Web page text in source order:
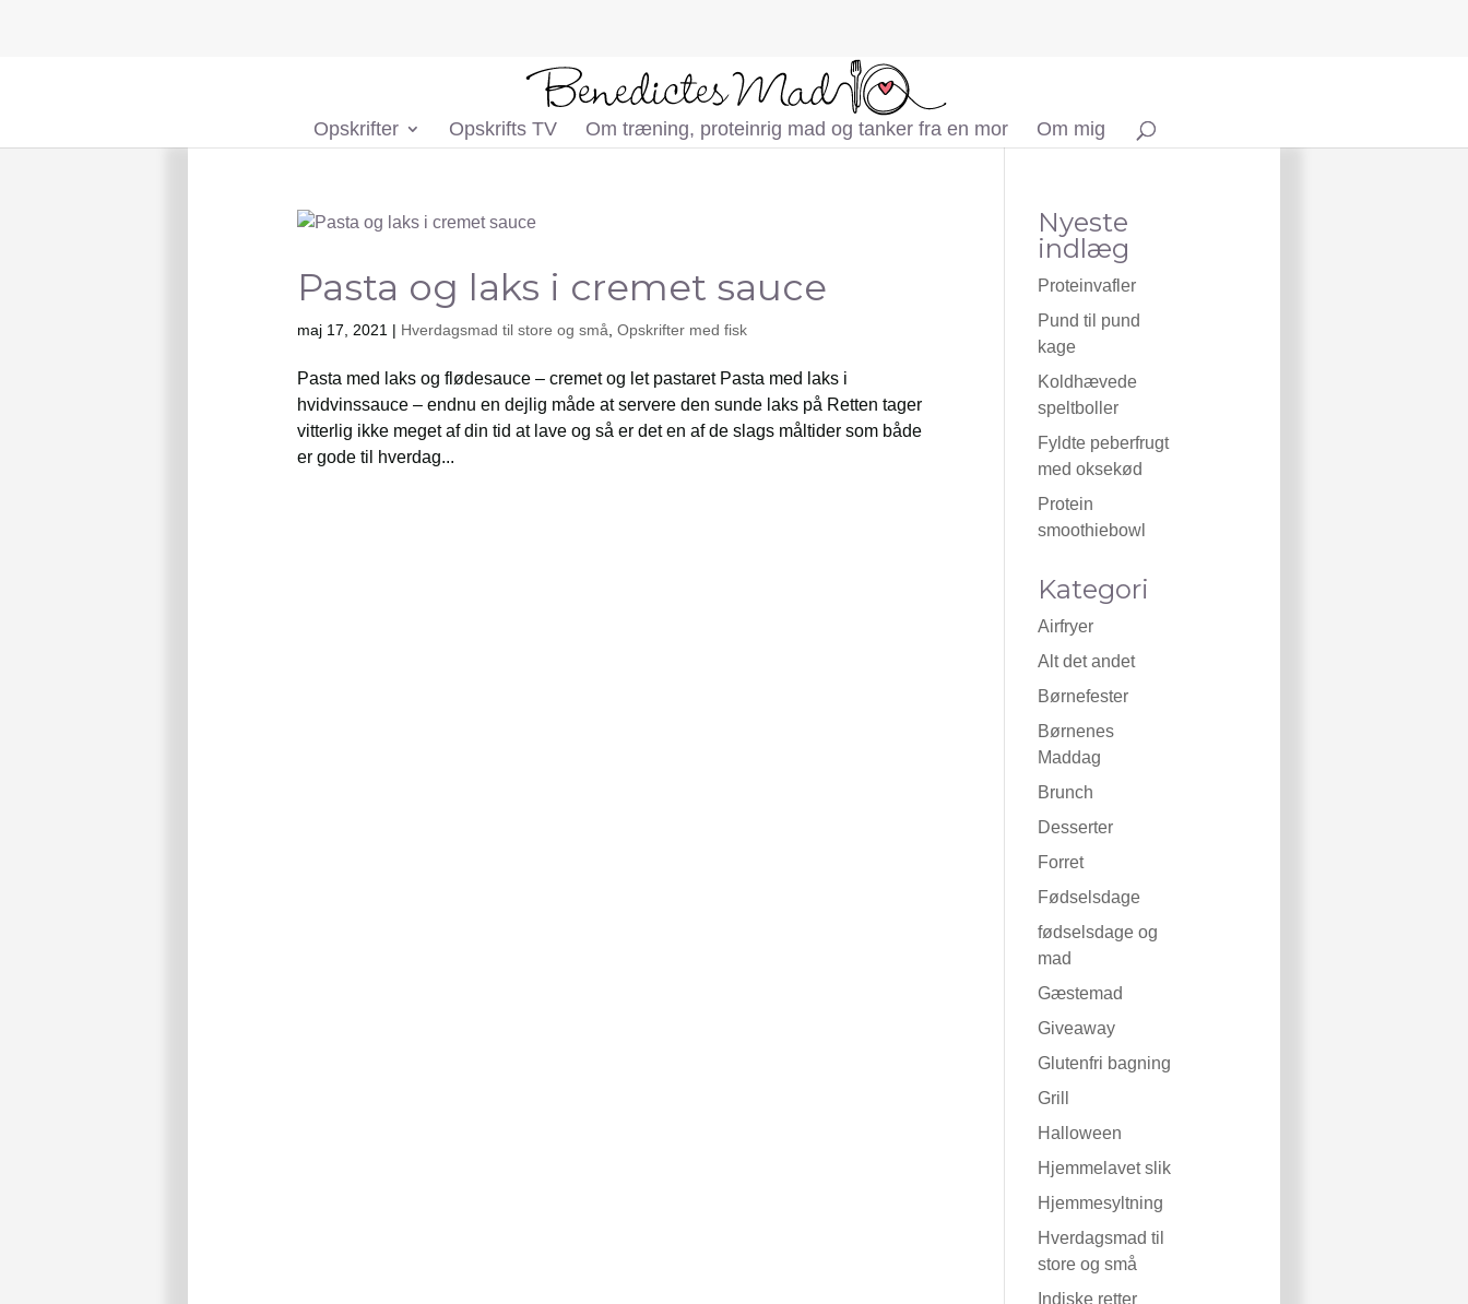
Opskrifter Opskrifts TV Om træning, proteinrig mad og tanker fra en mor Om mig
Pasta og laks i cremet sauce
maj 17, 2021 | Hverdagsmad til store og små Opskrifter med fisk
Pasta med laks og flødesauce – cremet og let pastaret Pasta med laks i
hvidvinssauce – endnu en dejlig måde at servere den sunde laks på Retten tager
vitterlig ikke meget af din tid at lave og så er det en af de slags måltider som både
er gode til hverdag...
Nyeste
indlæg
Proteinvafler
Pund til pund
kage
Koldhævede
speltboller
Fyldte peberfrugt
med oksekød
Protein
smoothiebowl
Kategori
Airfryer
Alt det andet
Børnefester
Børnenes
Maddag
Brunch
Desserter
Forret
Fødselsdage
fødselsdage og
mad
Gæstemad
Giveaway
Glutenfri bagning
Grill
Halloween
Hjemmelavet slik
Hjemmesyltning
Hverdagsmad til
store og små
Indiske retter